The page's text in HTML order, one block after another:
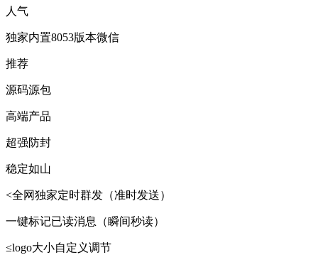
人气
独家内置8053版本微信
推荐
源码源包
高端产品
超强防封
稳定如山
<全网独家定时群发（准时发送）
一键标记已读消息（瞬间秒读）
≤logo大小自定义调节